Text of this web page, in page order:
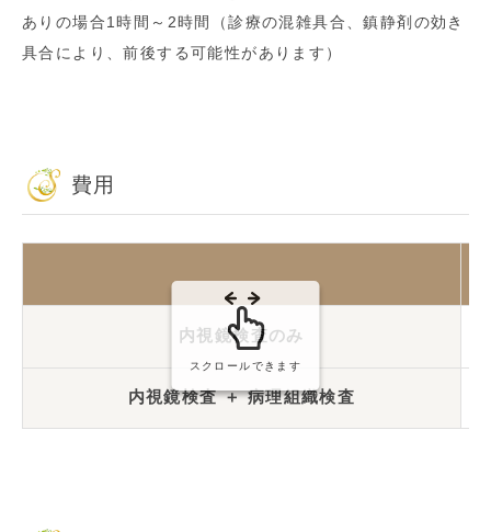
ありの場合1時間～2時間（診療の混雑具合、鎮静剤の効き
具合により、前後する可能性があります）
費用
内視鏡検査のみ
内視鏡検査 ＋ 病理組織検査
スクロールできます